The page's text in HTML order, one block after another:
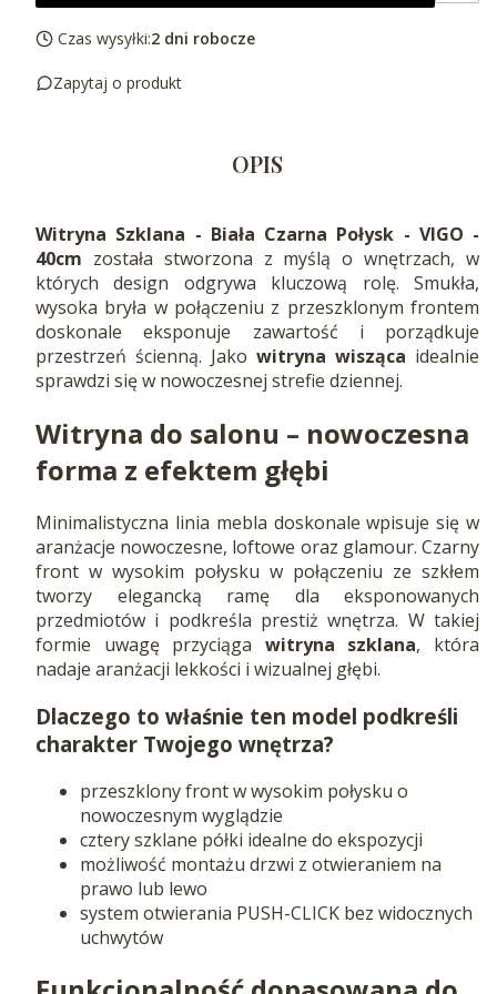
Czas wysyłki:2 dni robocze
Zapytaj o produkt
OPIS
Witryna Szklana - Biała Czarna Połysk - VIGO -
40cm została stworzona z myślą o wnętrzach, w
których design odgrywa kluczową rolę. Smukła,
wysoka bryła w połączeniu z przeszklonym frontem
doskonale eksponuje zawartość i porządkuje
przestrzeń ścienną. Jako witryna wisząca idealnie
sprawdzi się w nowoczesnej strefie dziennej.
Witryna do salonu – nowoczesna
forma z efektem głębi
Minimalistyczna linia mebla doskonale wpisuje się w
aranżacje nowoczesne, loftowe oraz glamour. Czarny
front w wysokim połysku w połączeniu ze szkłem
tworzy elegancką ramę dla eksponowanych
przedmiotów i podkreśla prestiż wnętrza. W takiej
formie uwagę przyciąga witryna szklana, która
nadaje aranżacji lekkości i wizualnej głębi.
Dlaczego to właśnie ten model podkreśli
charakter Twojego wnętrza?
przeszklony front w wysokim połysku o
nowoczesnym wyglądzie
cztery szklane półki idealne do ekspozycji
możliwość montażu drzwi z otwieraniem na
prawo lub lewo
system otwierania PUSH-CLICK bez widocznych
uchwytów